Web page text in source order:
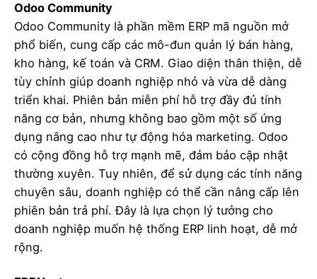
Odoo Community
Odoo Community là phần mềm ERP mã nguồn mở
phổ biến, cung cấp các mô-đun quản lý bán hàng,
kho hàng, kế toán và CRM. Giao diện thân thiện, dễ
tùy chỉnh giúp doanh nghiệp nhỏ và vừa dễ dàng
triển khai. Phiên bản miễn phí hỗ trợ đầy đủ tính
năng cơ bản, nhưng không bao gồm một số ứng
dụng nâng cao như tự động hóa marketing. Odoo
có cộng đồng hỗ trợ mạnh mẽ, đảm bảo cập nhật
thường xuyên. Tuy nhiên, để sử dụng các tính năng
chuyên sâu, doanh nghiệp có thể cần nâng cấp lên
phiên bản trả phí. Đây là lựa chọn lý tưởng cho
doanh nghiệp muốn hệ thống ERP linh hoạt, dễ mở
rộng.